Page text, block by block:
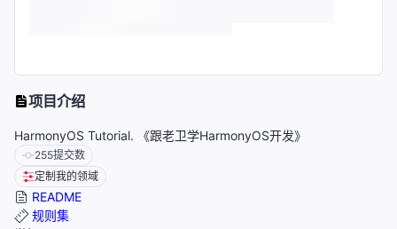
项目介绍
HarmonyOS Tutorial. 《跟老卫学HarmonyOS开发》
255提交数
定制我的领域
README
规则集